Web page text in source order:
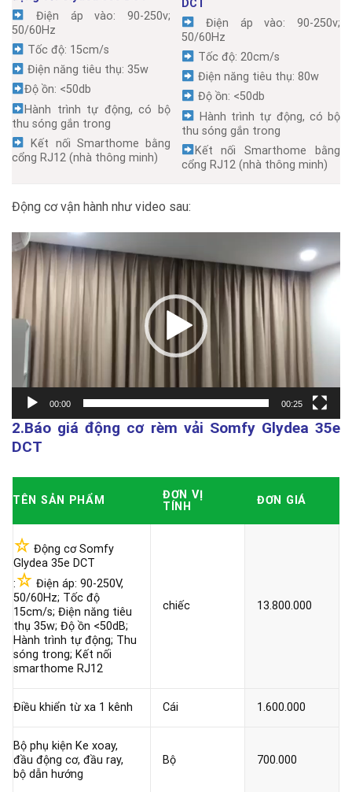
Điện áp vào: 90-250v;
50/60Hz
Tốc độ: 15cm/s
Điện năng tiêu thụ: 35w
Độ ồn: <50db
Hành trình tự động, có bộ
thu sóng gắn trong
Kết nối Smarthome bằng
cổng RJ12 (nhà thông minh)
DCT
Điện áp vào: 90-250v;
50/60Hz
Tốc độ: 20cm/s
Điện năng tiêu thụ: 80w
Độ ồn: <50db
Hành trình tự động, có bộ
thu sóng gắn trong
Kết nối Smarthome bằng
cổng RJ12 (nhà thông minh)
Động cơ vận hành như video sau:
Trình
chơi
Video
00:00 00:25
2.Báo giá động cơ rèm vải Somfy Glydea 35e
DCT
TÊN SẢN PHẨM
ĐƠN VỊ
TÍNH
ĐƠN GIÁ
Động cơ Somfy
Glydea 35e DCT
:
Điện áp: 90-250V,
50/60Hz; Tốc độ
15cm/s; Điện năng tiêu
thụ 35w; Độ ồn <50dB;
Hành trình tự động; Thu
sóng trong; Kết nối
smarthome RJ12
chiếc 13.800.000
Điều khiển từ xa 1 kênh Cái 1.600.000
Bộ phụ kiện Ke xoay,
đầu động cơ, đầu ray,
bộ dẫn hướng
Bộ 700.000